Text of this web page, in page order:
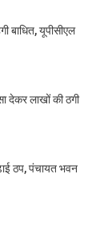
बाधित, यूपीसीएल
देकर लाखों की ठगी
ठप, पंचायत भवन